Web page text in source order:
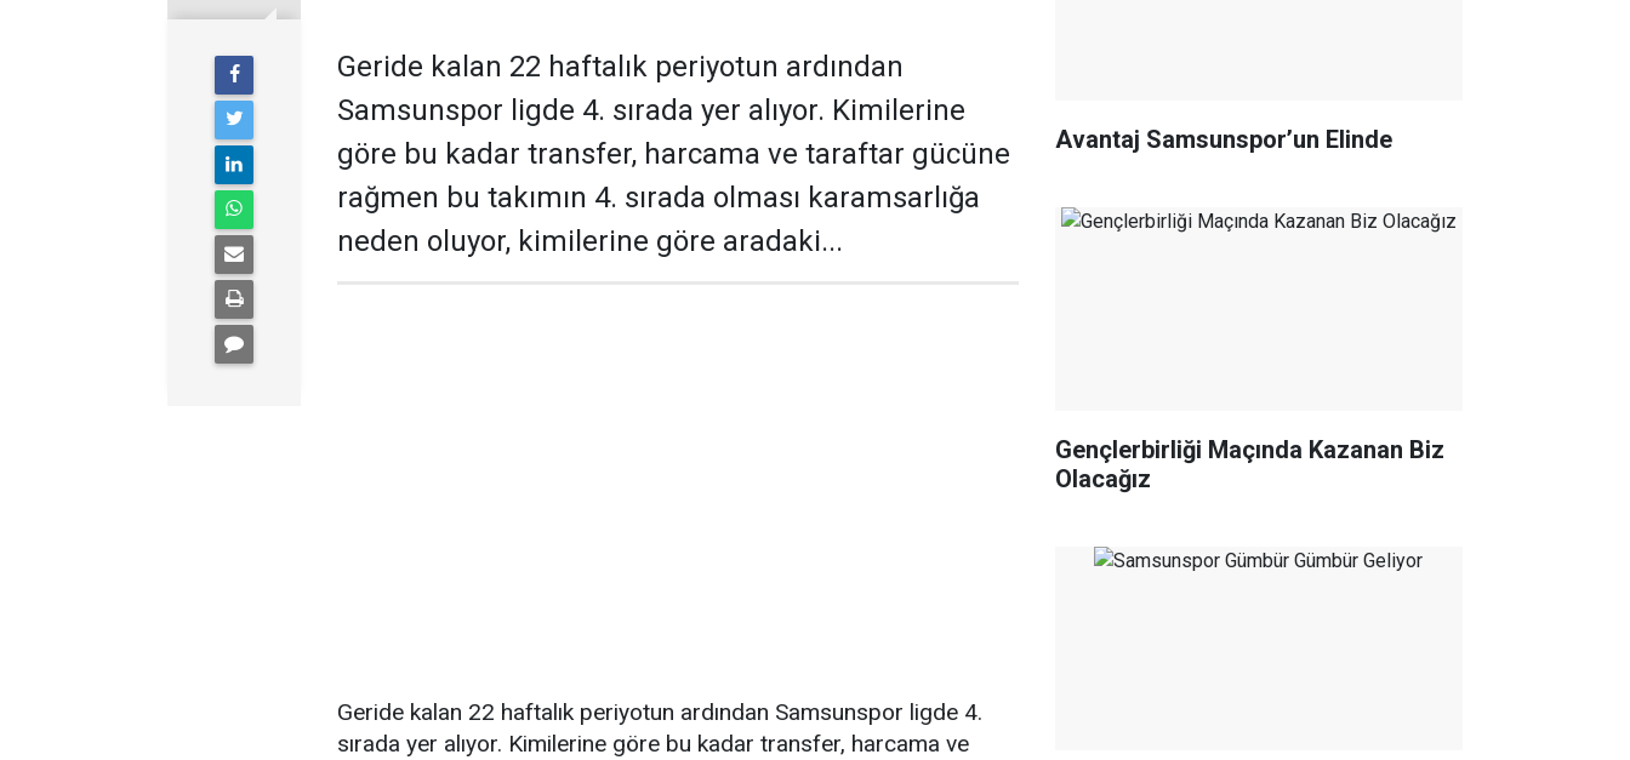
Geride kalan 22 haftalık periyotun ardından
Samsunspor ligde 4. sırada yer alıyor. Kimilerine
göre bu kadar transfer, harcama ve taraftar gücüne
rağmen bu takımın 4. sırada olması karamsarlığa
neden oluyor, kimilerine göre aradaki...
Geride kalan 22 haftalık periyotun ardından Samsunspor ligde 4.
sırada yer alıyor. Kimilerine göre bu kadar transfer, harcama ve
Avantaj Samsunspor’un Elinde
Gençlerbirliği Maçında Kazanan Biz
Olacağız